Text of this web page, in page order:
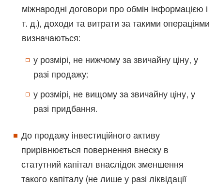
міжнародні договори про обмін інформацією і
т. д.), доходи та витрати за такими операціями
визначаються:
у розмірі, не нижчому за звичайну ціну, у
разі продажу;
у розмірі, не вищому за звичайну ціну, у
разі придбання.
До продажу інвестиційного активу
прирівнюється повернення внеску в
статутний капітал внаслідок зменшення
такого капіталу (не лише у разі ліквідації